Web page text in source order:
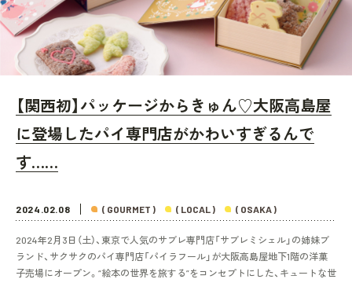
【関西初】パッケージからきゅん♡大阪高島屋
に登場したパイ専門店がかわいすぎるんで
す……
2024.02.08 ( GOURMET ) ( LOCAL ) ( OSAKA )
2024年2月3日（土）、東京で人気のサブレ専門店「サブレミシェル」の姉妹ブ
ランド、サクサクのパイ専門店「パイラフール」が大阪高島屋地下1階の洋菓
子売場にオープン。“絵本の世界を旅する”をコンセプトにした、キュートな世